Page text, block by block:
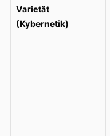
Varietät
(Kybernetik)